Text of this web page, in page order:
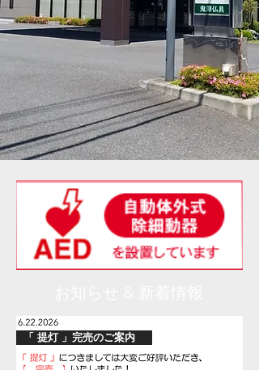
「 提灯 」完売のご案内